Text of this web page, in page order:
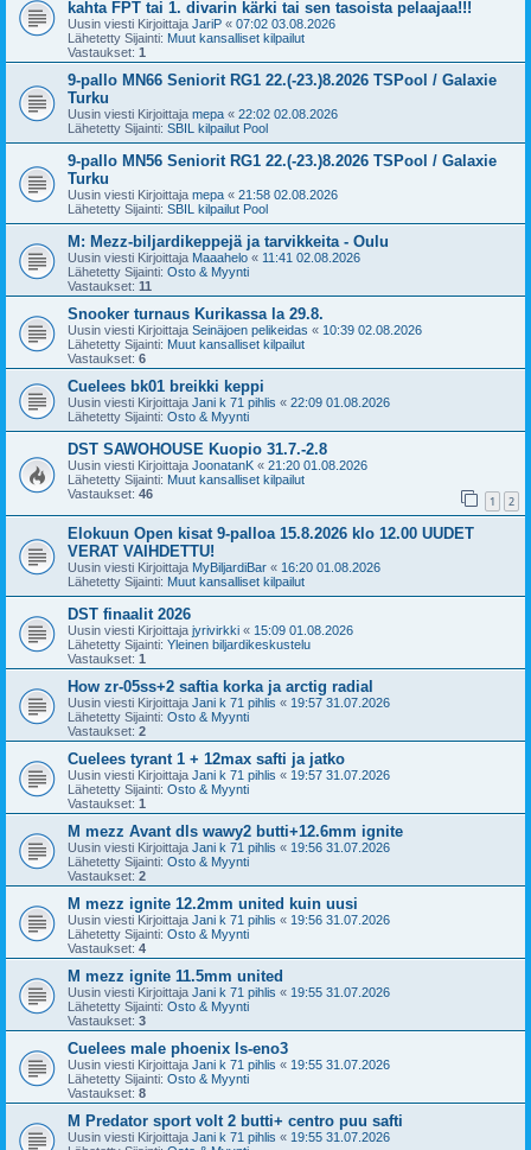
kahta FPT tai 1. divarin kärki tai sen tasoista pelaajaa!!!
Uusin viesti Kirjoittaja JariP « 07:02 03.08.2026
Lähetetty Sijainti: Muut kansalliset kilpailut
Vastaukset: 1
9-pallo MN66 Seniorit RG1 22.(-23.)8.2026 TSPool / Galaxie
Turku
Uusin viesti Kirjoittaja mepa « 22:02 02.08.2026
Lähetetty Sijainti: SBIL kilpailut Pool
9-pallo MN56 Seniorit RG1 22.(-23.)8.2026 TSPool / Galaxie
Turku
Uusin viesti Kirjoittaja mepa « 21:58 02.08.2026
Lähetetty Sijainti: SBIL kilpailut Pool
M: Mezz-biljardikeppejä ja tarvikkeita - Oulu
Uusin viesti Kirjoittaja Maaahelo « 11:41 02.08.2026
Lähetetty Sijainti: Osto & Myynti
Vastaukset: 11
Snooker turnaus Kurikassa la 29.8.
Uusin viesti Kirjoittaja Seinäjoen pelikeidas « 10:39 02.08.2026
Lähetetty Sijainti: Muut kansalliset kilpailut
Vastaukset: 6
Cuelees bk01 breikki keppi
Uusin viesti Kirjoittaja Jani k 71 pihlis « 22:09 01.08.2026
Lähetetty Sijainti: Osto & Myynti
DST SAWOHOUSE Kuopio 31.7.-2.8
Uusin viesti Kirjoittaja JoonatanK « 21:20 01.08.2026
Lähetetty Sijainti: Muut kansalliset kilpailut
Vastaukset: 46 1 2
Elokuun Open kisat 9-palloa 15.8.2026 klo 12.00 UUDET
VERAT VAIHDETTU!
Uusin viesti Kirjoittaja MyBiljardiBar « 16:20 01.08.2026
Lähetetty Sijainti: Muut kansalliset kilpailut
DST finaalit 2026
Uusin viesti Kirjoittaja jyrivirkki « 15:09 01.08.2026
Lähetetty Sijainti: Yleinen biljardikeskustelu
Vastaukset: 1
How zr-05ss+2 saftia korka ja arctig radial
Uusin viesti Kirjoittaja Jani k 71 pihlis « 19:57 31.07.2026
Lähetetty Sijainti: Osto & Myynti
Vastaukset: 2
Cuelees tyrant 1 + 12max safti ja jatko
Uusin viesti Kirjoittaja Jani k 71 pihlis « 19:57 31.07.2026
Lähetetty Sijainti: Osto & Myynti
Vastaukset: 1
M mezz Avant dls wawy2 butti+12.6mm ignite
Uusin viesti Kirjoittaja Jani k 71 pihlis « 19:56 31.07.2026
Lähetetty Sijainti: Osto & Myynti
Vastaukset: 2
M mezz ignite 12.2mm united kuin uusi
Uusin viesti Kirjoittaja Jani k 71 pihlis « 19:56 31.07.2026
Lähetetty Sijainti: Osto & Myynti
Vastaukset: 4
M mezz ignite 11.5mm united
Uusin viesti Kirjoittaja Jani k 71 pihlis « 19:55 31.07.2026
Lähetetty Sijainti: Osto & Myynti
Vastaukset: 3
Cuelees male phoenix ls-eno3
Uusin viesti Kirjoittaja Jani k 71 pihlis « 19:55 31.07.2026
Lähetetty Sijainti: Osto & Myynti
Vastaukset: 8
M Predator sport volt 2 butti+ centro puu safti
Uusin viesti Kirjoittaja Jani k 71 pihlis « 19:55 31.07.2026